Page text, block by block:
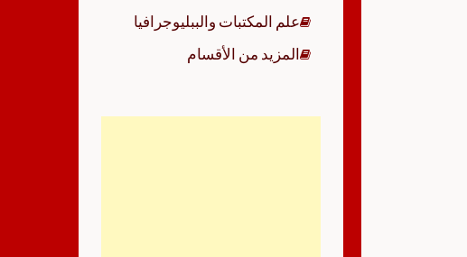
علم المكتبات والببليوجرافيا
المزيد من الأقسام